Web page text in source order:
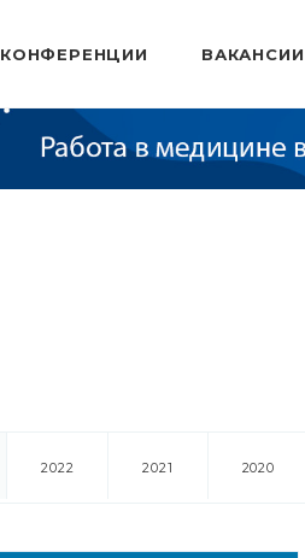
КОНФЕРЕНЦИИ ВАКАНСИИ
2022 2021 2020